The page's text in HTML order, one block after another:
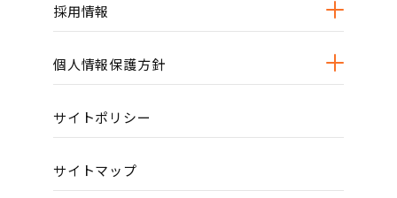
採用情報
個人情報保護方針
サイトポリシー
サイトマップ